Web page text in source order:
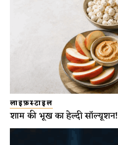
लाइफ़स्टाइल
शाम की भूख का हेल्दी सॉल्यूशन!